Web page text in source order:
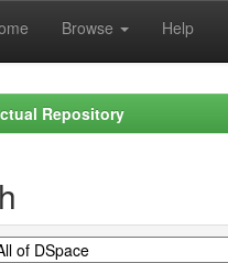
Browse Help
Repository